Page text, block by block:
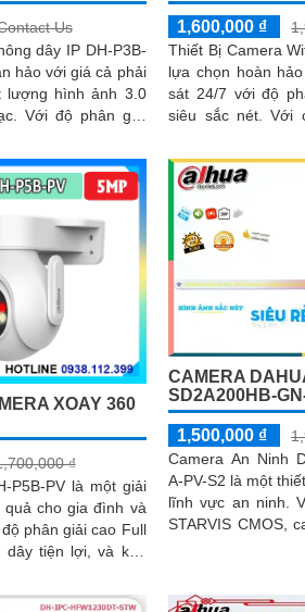
Us
dây IP DH-P3B-
hảo với giá cả phải
lượng hình ảnh 3.0
1,600,000 ₫
Thiết Bị Camera
lựa chọn hoàn
sát 24/7 với độ
siêu sắc nét. Với chất lượng cao 3.0
XOAY 360
₫
P5B-PV là một giải
quả cho gia đình và
dây tiện lợi, và khả
dõi mọi góc cạnh
CAMERA
SD2A200HB-
1,500,000 ₫
Camera An Ninh
A-PV-S2 là một
lĩnh vực an ninh. Với công nghệ Sony
STARVIS CMOS,